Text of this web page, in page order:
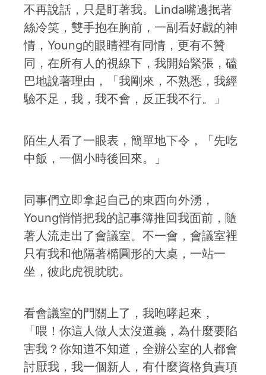
不再說話，只是盯著我。Linda嘴邊抿著
絲冷笑，雙手抱在胸前，一副看好戲的神
情，Young的眼睛裡有同情，更有不贊
同，在所有人的視線下，我開始緊張，磕
巴地說著理由，「我剛來，不熟悉，我經
驗不足，我，我不會，反正我不行。」
陌生人看了一眼表，簡單地下令，「先吃
中飯，一個小時後回來。」
同事們立即拿起自己的東西向外湧，
Young悄悄把我的記事簿推回我面前，隨
著人流走出了會議室。不一會，會議室裡
只有我和他隔著橢圓形的大桌，一站一
坐，彼此虎視眈眈。
看會議室的門關上了，我咆哮起來，
「喂！你這人做人太沒道義，為什麼要陷
害我？你知道不知道，全辦公室的人都會
討厭我，我一個新人，有什麼資格負責項